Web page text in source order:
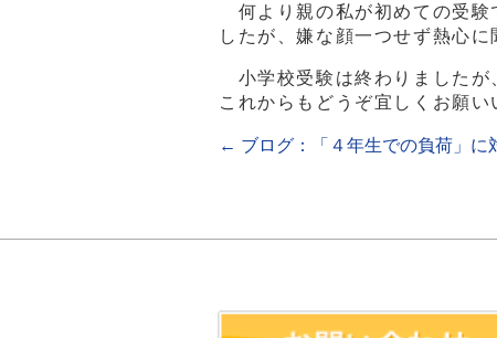
何より親の私が初めての受験
したが、嫌な顔一つせず熱心
小学校受験は終わりましたが
これからもどうぞ宜しくお願い
← ブログ：「４年生での負荷」に